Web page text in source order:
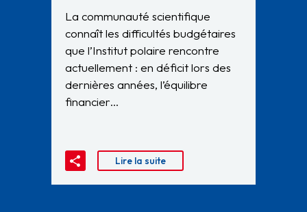
La communauté scientifique
connaît les difficultés budgétaires
que l’Institut polaire rencontre
actuellement : en déficit lors des
dernières années, l’équilibre
financier…
Lire la suite